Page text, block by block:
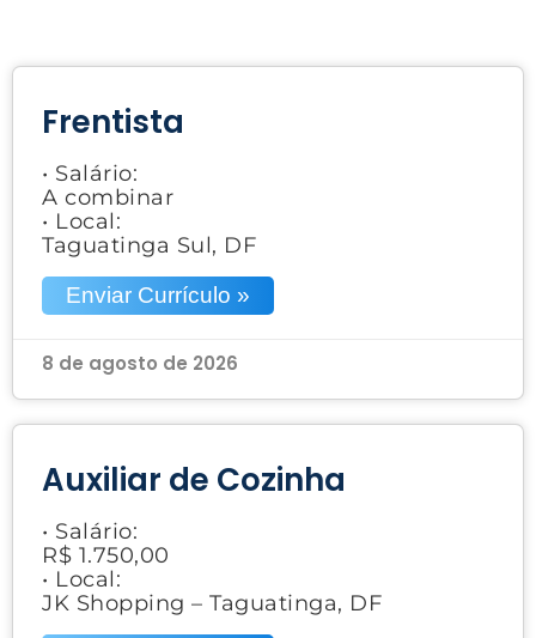
Frentista
• Salário:
A combinar
• Local:
Taguatinga Sul, DF
Enviar Currículo »
8 de agosto de 2026
Auxiliar de Cozinha
• Salário:
R$ 1.750,00
• Local:
JK Shopping – Taguatinga, DF